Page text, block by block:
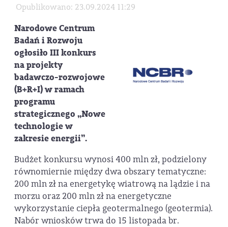
Opublikowano: 23.09.2024 11:29
Narodowe Centrum
Badań i Rozwoju
ogłosiło III konkurs
na projekty
badawczo-rozwojowe
(B+R+I) w ramach
programu
strategicznego „Nowe
technologie w
zakresie energii”.
Budżet konkursu wynosi 400 mln zł, podzielony
równomiernie między dwa obszary tematyczne:
200 mln zł na energetykę wiatrową na lądzie i na
morzu oraz 200 mln zł na energetyczne
wykorzystanie ciepła geotermalnego (geotermia).
Nabór wniosków trwa do 15 listopada br.